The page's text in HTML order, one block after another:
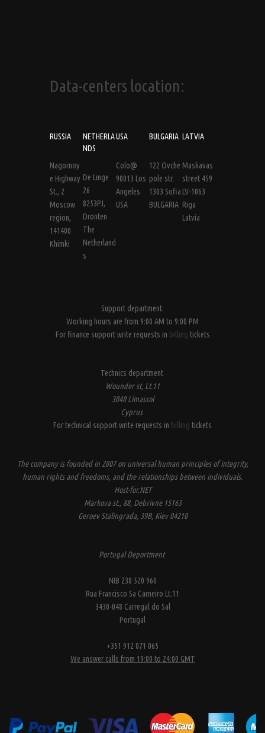
Data-centers location:
RUSSIA
Nagornoy
e Highway
St., 2
Moscow
region,
141400
Khimki
NETHERLA
NDS
De Linge
26
8253PJ,
Dronten
The
Netherland
s
USA
Colo@
90013 Los
Angeles
USA
BULGARIA
122 Ovche
pole str.
1303 Sofia
BULGARIA
LATVIA
Maskavas
street 459
LV-1063
Riga
Latvia
Support department:
Working hours are from 9:00 AM to 9:00 PM
For finance support write requests in billing tickets
Technics department
Wounder st, Lt.11
3040 Limassol
Cyprus
For technical support write requests in billing tickets
The company is founded in 2007 on universal human principles of integrity,
human rights and freedoms, and the relationships between individuals.
Host-for.NET
Markova st., 88, Debrivne 15163
Geroev Stalingrada, 39B, Kiev 04210
Portugal Deportment
NIB 238 520 960
Rua Francisco Sa Carneiro Lt.11
3430-048 Carregal do Sal
Portugal
+351 912 071 065
We answer calls from 19:00 to 24:00 GMT